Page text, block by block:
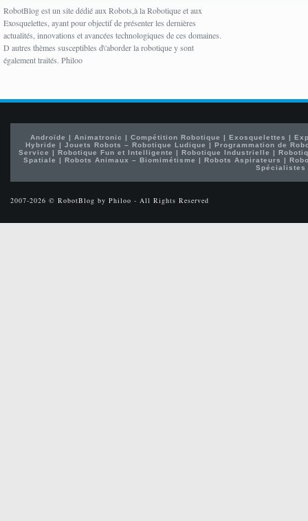
RobotBlog est un site dédié aux Robots,à la Robotique et aux
Exosquelettes, ayant pour objectif de présenter les dernières
actualités, innovations et avancées technologiques de ces domaines.
D autres thèmes susceptibles d\'aborder la robotique y sont
également traités. Philoo
Androïde | Animatronic | Compétition Robotique | Exosquelettes |
Hybride |Jouets Robots – Robotique Ludique |Programmation de
Service | Robotique Fun et Intelligente | Robotique Industrielle |
Spatiale | Robots Animaux – Biomimétisme | Robots Aspirateurs |
Spécialistes
2007-2026 © RobotBlog by Philoo - All Rights Reserved